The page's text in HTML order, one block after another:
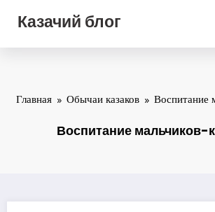
Казачий блог
Главная Обычаи казаков Воспитание
Воспитание мальчиков-